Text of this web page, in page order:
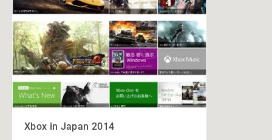
Xbox in Japan 2014